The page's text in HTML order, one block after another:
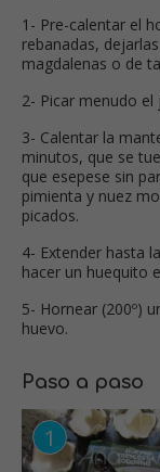
1- Pre-calentar el
rebanadas,
magdalenas o de
2- Picar menudo el
3- Calentar la
minutos, que se
que esepese sin
pimienta y nuez
picados.
4- Extender hasta
hacer un huequito
5- Hornear (200º)
huevo.
Paso a paso